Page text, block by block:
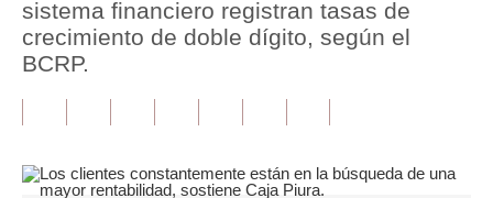
Finanzas Personales
Inmobiliarias
Plus G
Editorial
sistema financiero registran tasas de
crecimiento de doble dígito, según el
BCRP.